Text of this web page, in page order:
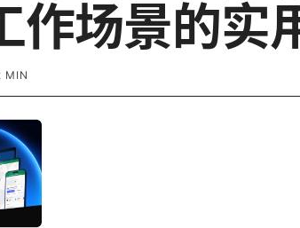
作场景的实
MIN